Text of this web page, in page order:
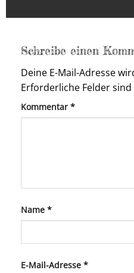
Schreibe einen
Deine E-Mail-Adresse
Erforderliche Felder
Kommentar *
Name *
E-Mail-Adresse *